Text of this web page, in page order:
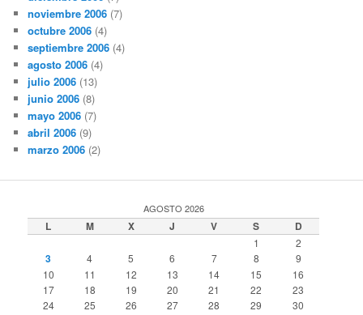
noviembre 2006 (7)
octubre 2006 (4)
septiembre 2006 (4)
agosto 2006 (4)
julio 2006 (13)
junio 2006 (8)
mayo 2006 (7)
abril 2006 (9)
marzo 2006 (2)
AGOSTO 2026
L M X J V S D
1 2
3 4 5 6 7 8
9
10
11 12 13 14 15
16
17
18 19 20 21 22
23
24
25 26 27 28 29
30